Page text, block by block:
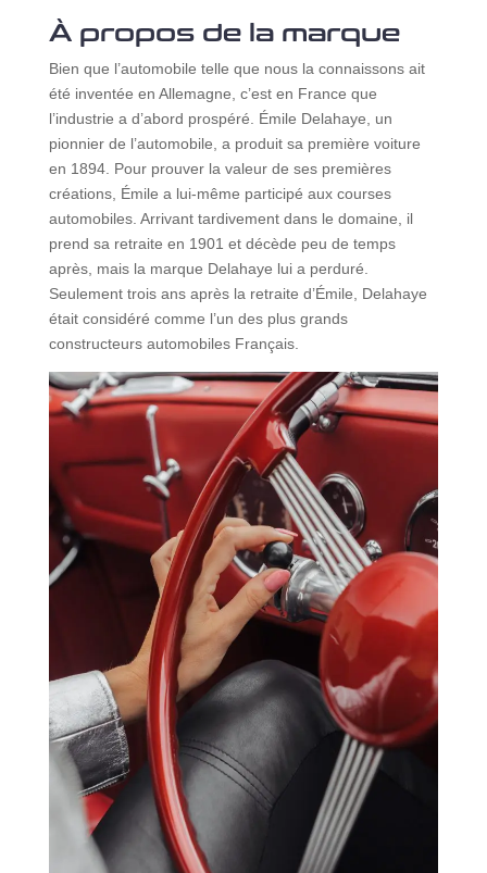
À propos de la marque
Bien que l’automobile telle que nous la connaissons ait
été inventée en Allemagne, c’est en France que
l’industrie a d’abord prospéré. Émile Delahaye, un
pionnier de l’automobile, a produit sa première voiture
en 1894. Pour prouver la valeur de ses premières
créations, Émile a lui-même participé aux courses
automobiles. Arrivant tardivement dans le domaine, il
prend sa retraite en 1901 et décède peu de temps
après, mais la marque Delahaye lui a perduré.
Seulement trois ans après la retraite d’Émile, Delahaye
était considéré comme l’un des plus grands
constructeurs automobiles Français.